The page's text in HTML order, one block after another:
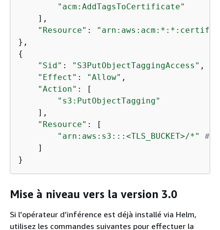
"acm:AddTagsToCertificate"
    ],
"Resource" :
{
"Sid" : "S3PutObjectTaggingAccess" ,
"Effect" : "Allow" ,
"Action" : [
"s3:PutObjectTagging"
    ],
"Resource" : [
"arn:aws:s3:::<TLS_BUCKET>/*"
#
    ]
}
Mise à niveau vers la version 3.0
Si l'opérateur d'inférence est déjà installé via Helm,
utilisez les commandes suivantes pour effectuer la